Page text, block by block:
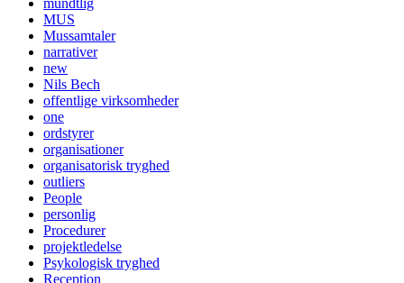
mundtlig
MUS
Mussamtaler
narrativer
new
Nils Bech
offentlige virksomheder
one
ordstyrer
organisationer
organisatorisk tryghed
outliers
People
personlig
Procedurer
projektledelse
Psykologisk tryghed
Reception